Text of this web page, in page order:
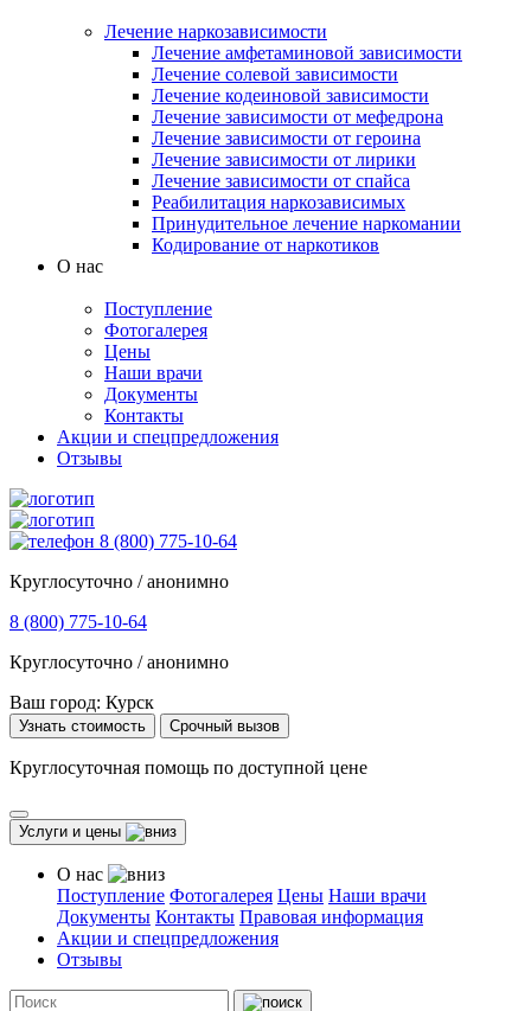
Лечение наркозависимости
Лечение амфетаминовой зависимости
Лечение солевой зависимости
Лечение кодеиновой зависимости
Лечение зависимости от мефедрона
Лечение зависимости от героина
Лечение зависимости от лирики
Лечение зависимости от спайса
Реабилитация наркозависимых
Принудительное лечение наркомании
Кодирование от наркотиков
О нас
Поступление
Фотогалерея
Цены
Наши врачи
Документы
Контакты
Акции и спецпредложения
Отзывы
8 (800) 775-10-64
Круглосуточно / анонимно
8 (800) 775-10-64
Круглосуточно / анонимно
Ваш город: Курск
Узнать стоимость Срочный вызов
Круглосуточная помощь по доступной цене
Услуги и цены
О нас
Поступление Фотогалерея Цены Наши врачи
Документы Контакты Правовая информация
Акции и спецпредложения
Отзывы